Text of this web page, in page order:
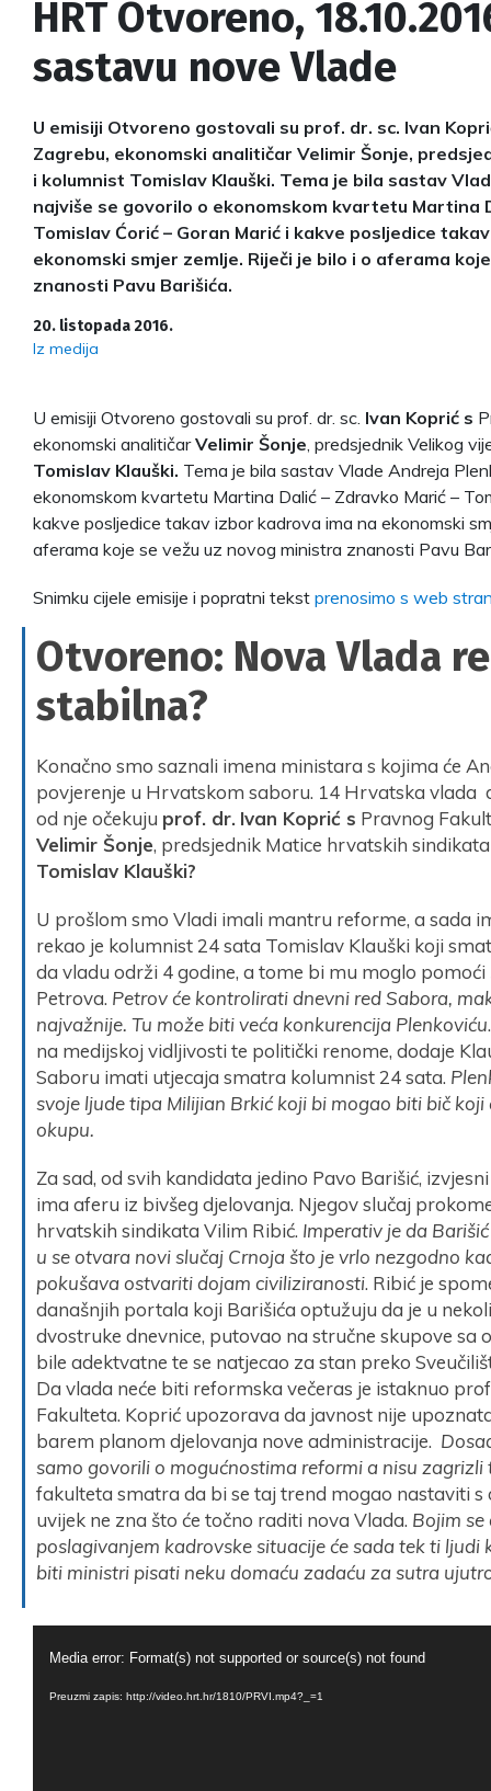
HRT Otvoreno,
sastavu nove Vlade
U emisiji Otvoreno gostovali su prof. dr. sc. Ivan
Zagrebu, ekonomski analitičar Velimir Šonje,
i kolumnist Tomislav Klauški. Tema je bila sastav
najviše se govorilo o ekonomskom kvartetu Martina
Tomislav Ćorić – Goran Marić i kakve posljedice
ekonomski smjer zemlje. Riječi je bilo i o aferama
znanosti Pavu Barišića.
20. listopada 2016.
Iz medija
U emisiji Otvoreno gostovali su prof. dr. sc. Ivan Koprić s
ekonomski analitičarVelimir Šonje, predsjednik Velikog
Tomislav Klauški. Tema je bila sastav Vlade Andreja
ekonomskom kvartetu Martina Dalić – Zdravko Marić –
kakve posljedice takav izbor kadrova ima na ekonomski
aferama koje se vežu uz novog ministra znanosti Pavu
Snimku cijele emisije i popratni tekst prenosimo s web
Otvoreno: Nova Vlada
stabilna?
Konačno smo saznali imena ministara s kojima će
povjerenje u Hrvatskom saboru. 14 Hrvatska vlada
od nje očekuju prof. dr. Ivan Koprić s Pravnog
Velimir Šonje, predsjednik Matice hrvatskih sindikata
Tomislav Klauški?
U prošlom smo Vladi imali mantru reforme, a sada
rekao je kolumnist 24 sata Tomislav Klauški koji
da vladu održi 4 godine, a tome bi mu moglo
Petrova. Petrov će kontrolirati dnevni red Sabora,
najvažnije. Tu može biti veća konkurencija Plenkoviću
na medijskoj vidljivosti te politički renome, dodaje
Saboru imati utjecaja smatra kolumnist 24 sata.
svoje ljude tipa Milijian Brkić koji bi mogao biti bič
okupu.
Za sad, od svih kandidata jedino Pavo Barišić,
ima aferu iz bivšeg djelovanja. Njegov slučaj
hrvatskih sindikata Vilim Ribić. Imperativ je da
u se otvara novi slučaj Crnoja što je vrlo nezgodno
pokušava ostvariti dojam civiliziranosti. Ribić je
današnjih portala koji Barišića optužuju da je u
dvostruke dnevnice, putovao na stručne skupove sa
bile adektvatne te se natjecao za stan preko
Da vlada neće biti reformska večeras je istaknuo
Fakulteta. Koprić upozorava da javnost nije
barem planom djelovanja nove administracije.
samo govorili o mogućnostima reformi a nisu zagrizli
fakulteta smatra da bi se taj trend mogao nastaviti
uvijek ne zna što će točno raditi nova Vlada. Bojim se
poslagivanjem kadrovske situacije će sada tek ti ljudi
biti ministri pisati neku domaću zadaću za sutra
videozapisa
Media error: Format(s) not supported or source(s) not found
Preuzmi zapis: http://video.hrt.hr/1810/PRVI.mp4?_=1